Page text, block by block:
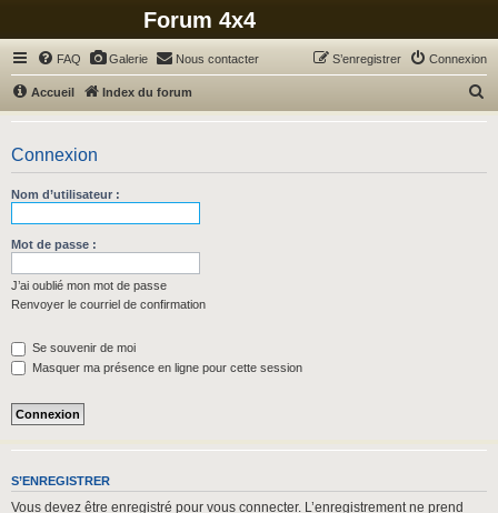
Forum 4x4
FAQ Galerie Nous contacter Connexion
S’enregistrer
Accueil Index du forum
h
Connexion
Nom d’utilisateur :
Mot de passe :
J’ai oublié mon mot de passe
Renvoyer le courriel de confirmation
Se souvenir de moi
Masquer ma présence en ligne pour cette session
S’ENREGISTRER
Vous devez être enregistré pour vous connecter. L’enregistrement ne prend